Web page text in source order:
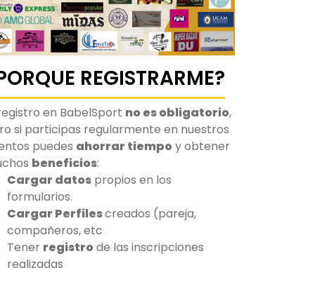
REGISTRARME?
en BabelSport no es obligatorio,
si participas regularmente en nuestros
puedes ahorrar tiempo y obtener
beneficios:
Cargar datos propios en los
formularios.
Cargar Perfilescreados (pareja,
compañeros, etc
Tener registro de las inscripciones
realizadas